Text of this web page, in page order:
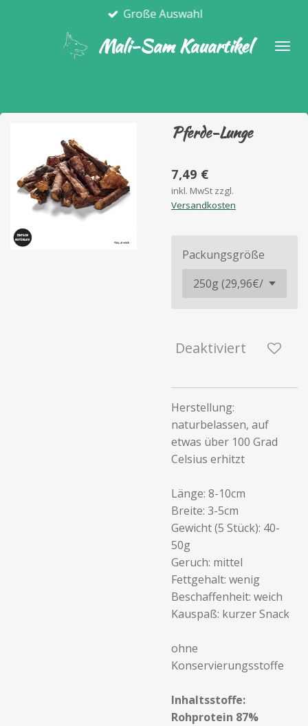
Mali-Sam Kauartikel
Große Auswahl
Pferde-Lunge
7,49 €
inkl. MwSt zzgl.
Versandkosten
Packungsgröße
Deaktiviert
Herstellung:
naturbelassen, auf
etwas über 100 Grad
Celsius erhitzt
Länge: 8-10cm
Breite: 3-5cm
Gewicht (5 Stück): 40-
50g
Geruch: mittel
Fettgehalt: wenig
Beschaffenheit: weich
Kauspaß: kurzer Snack
ohne
Konservierungsstoffe
Inhaltsstoffe:
Rohprotein 87%